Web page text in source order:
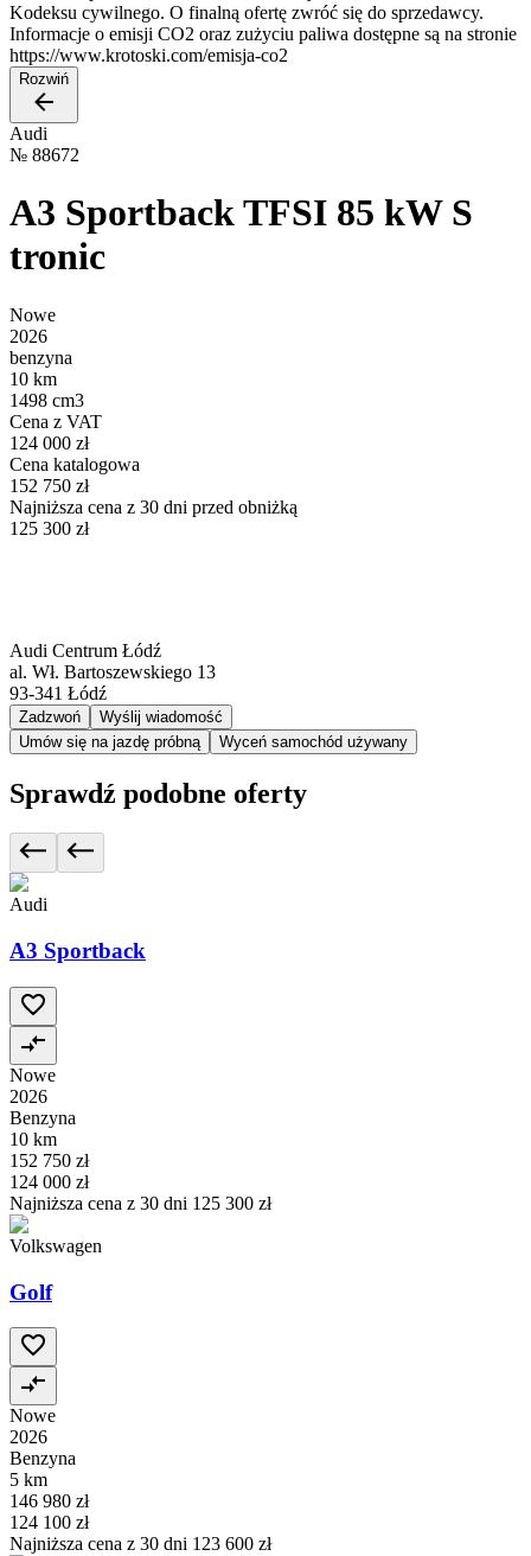
Kodeksu cywilnego. O finalną ofertę zwróć się do sprzedawcy.
Informacje o emisji CO2 oraz zużyciu paliwa dostępne są na stronie
https://www.krotoski.com/emisja-co2
Rozwiń
Audi
№ 88672
A3 Sportback TFSI 85 kW S
tronic
Nowe
2026
benzyna
10 km
1498 cm3
Cena z VAT
124 000 zł
Cena katalogowa
152 750 zł
Najniższa cena z 30 dni przed obniżką
125 300 zł
Audi Centrum Łódź
al. Wł. Bartoszewskiego 13
93-341 Łódź
Zadzwoń
Wyślij wiadomość
Umów się na jazdę próbną
Wyceń samochód używany
Sprawdź podobne oferty
Audi
A3 Sportback
Nowe
2026
Benzyna
10 km
152 750 zł
124 000 zł
Najniższa cena z 30 dni 125 300 zł
Volkswagen
Golf
Nowe
2026
Benzyna
5 km
146 980 zł
124 100 zł
Najniższa cena z 30 dni 123 600 zł